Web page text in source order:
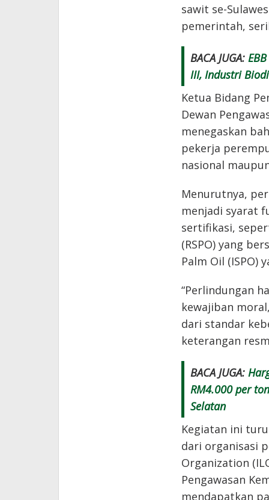
sawit se-
pemerintah,
BACA JUGA:
III, Industri
Ketua Bidang
Dewan
menegaskan
pekerja
nasional
Menurutnya,
menjadi syarat
sertifikasi,
(RSPO) yang
Palm Oil (ISPO)
“Perlindungan
kewajiban
dari standar
keterangan
BACA JUGA:
RM4.000 per
Selatan
Kegiatan ini
dari organisasi
Organization
Pengawasan
mendapatkan